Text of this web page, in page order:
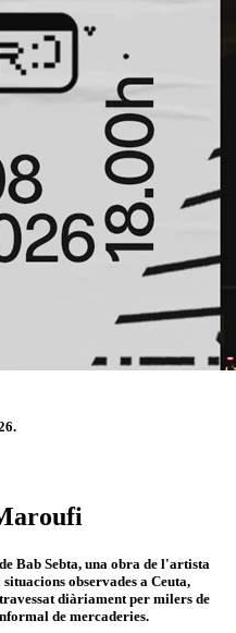
Bab Sebta, una obra de l'artista
observades a Ceuta,
diàriament per milers de
de mercaderies.